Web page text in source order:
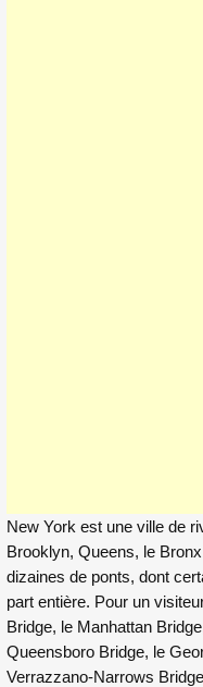
New York est une ville de
Brooklyn, Queens, le
dizaines de ponts, dont
part entière. Pour un
Bridge, le Manhattan
Queensboro Bridge, le
Verrazzano-Narrows